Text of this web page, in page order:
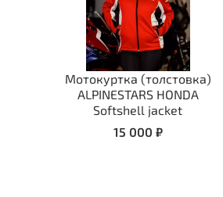
Мотокуртка (толстовка)
ALPINESTARS HONDA
Softshell jacket
15 000 ₽